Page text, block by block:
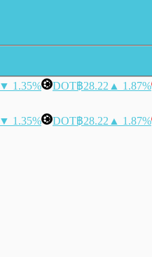
▼ 1.35% DOT฿28.22 ▲ 1.87%
▼ 1.35% DOT฿28.22 ▲ 1.87%